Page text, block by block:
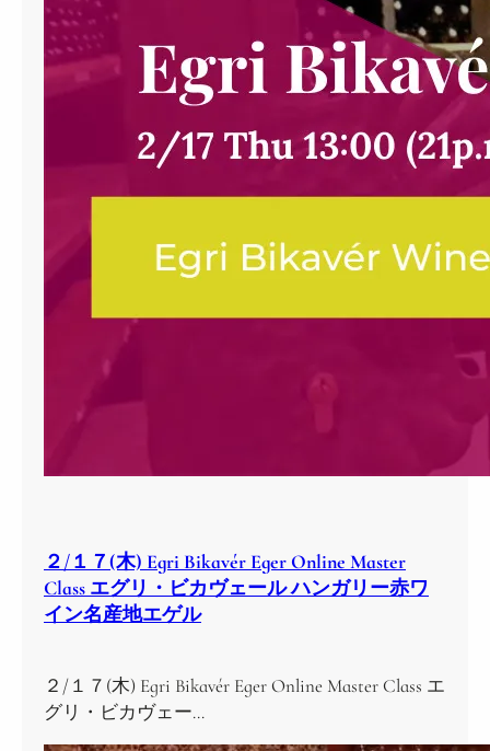
２/１７(木) Egri Bikavér Eger Online Master
Class エグリ・ビカヴェール ハンガリー赤ワ
イン名産地エゲル
２/１７(木) Egri Bikavér Eger Online Master Class エ
グリ・ビカヴェー…